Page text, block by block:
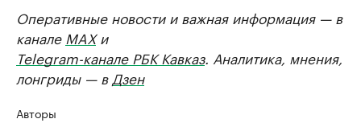
Оперативные новости и важная информация — в
канале MAXи
Telegram-канале РБК Кавказ. Аналитика, мнения,
лонгриды — в Дзен
Авторы